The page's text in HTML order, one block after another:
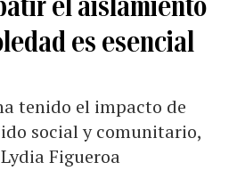
es esencial
tenido el impacto de
social y comunitario,
Figueroa